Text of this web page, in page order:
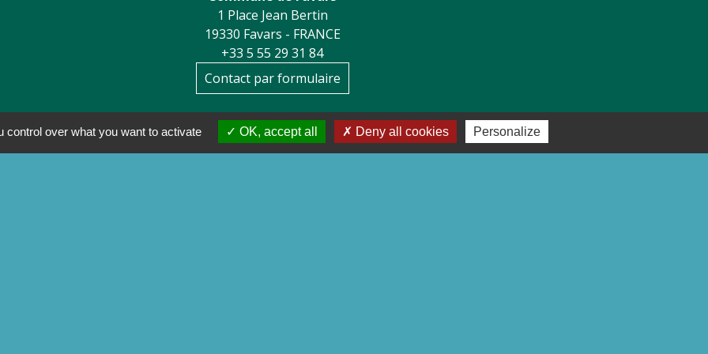
1 Place Jean Bertin
19330 Favars - FRANCE
+33 5 55 29 31 84
Contact par formulaire
over what you want to activate OK, accept all Deny all cookies Personalize